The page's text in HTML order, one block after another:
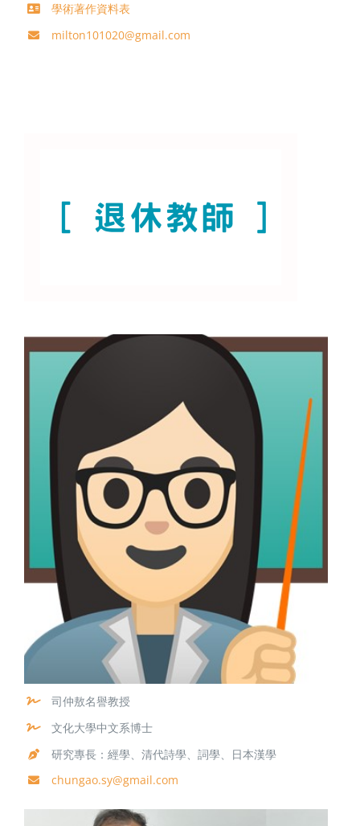
學術著作資料表
milton101020@gmail.com
司仲敖名譽教授
文化大學中文系博士
研究專長：經學、清代詩學、詞學、日本漢學
chungao.sy@gmail.com